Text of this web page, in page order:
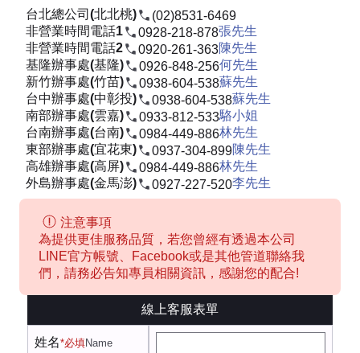
台北總公司(北北桃)
(02)8531-6469
非營業時間電話1
0928-218-878張先生
非營業時間電話2
0920-261-363陳先生
基隆辦事處(基隆)
0926-848-256何先生
新竹辦事處(竹苗)
0938-604-538蘇先生
台中辦事處(中彰投)
0938-604-538蘇先生
南部辦事處(雲嘉)
0933-812-533駱小姐
台南辦事處(台南)
0984-449-886林先生
東部辦事處(宜花東)
0937-304-899陳先生
高雄辦事處(高屏)
0984-449-886林先生
外島辦事處(金馬澎)
0927-227-520李先生
注意事項
為提供更佳服務品質，若您曾經有透過本公司
LINE官方帳號、Facebook或是其他管道聯絡我
們，請務必告知專員相關資訊，感謝您的配合!
線上客服表單
姓名*必填Name